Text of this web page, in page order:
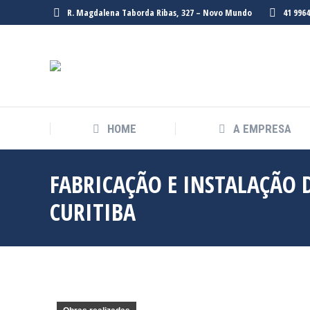
R. Magdalena Taborda Ribas, 327 – Novo Mundo 41
HOME A EMPRESA
FABRICAÇÃO E INSTALAÇÃO
CURITIBA